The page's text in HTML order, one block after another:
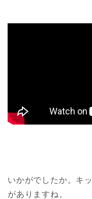
いかがでしたか。キ
がありますね。